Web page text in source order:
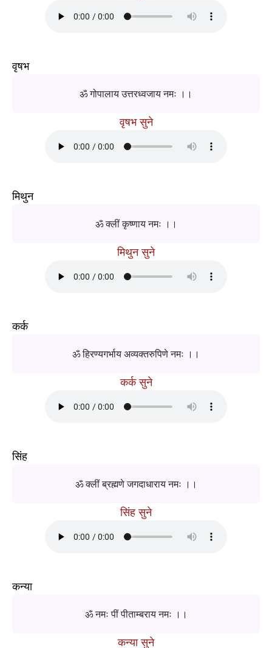
वृषभ
ॐ गोपालाय उत्तरध्वजाय नमः ।।
वृषभ सुने
मिथुन
ॐ क्लीं कृष्णाय नमः ।।
मिथुन सुने
कर्क
ॐ हिरण्यगर्भाय अव्यक्तरुपिणे नमः ।।
कर्क सुने
सिंह
ॐ क्लीं ब्रह्मणे जगदाधाराय नमः ।।
सिंह सुने
कन्या
ॐ नमः पीं पीताम्बराय नमः ।।
कन्या सुने